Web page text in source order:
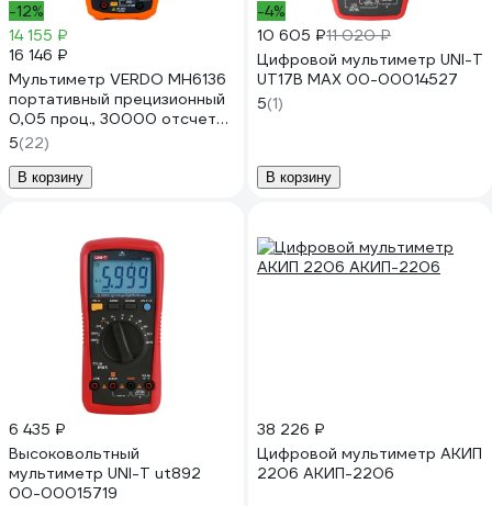
-12%
14 155 ₽
16 146 ₽
Мультиметр VERDO MH6136
портативный прецизионный
0,05 проц., 30000 отсчетов
с поверкой MH613600-СП
5(22)
В корзину
-4%
10 605 ₽11 020 ₽
Цифровой мультиметр UNI-T
UT17B MAX 00-00014527
5(1)
В корзину
6 435 ₽
Высоковольтный
мультиметр UNI-T ut892
00-00015719
38 226 ₽
Цифровой мультиметр АКИП
2206 АКИП-2206